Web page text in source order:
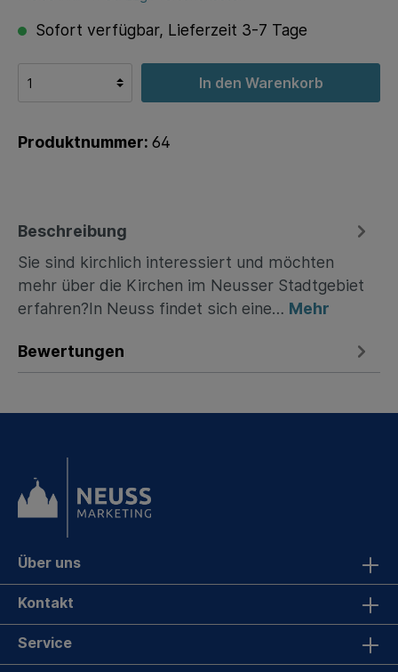
Sofort verfügbar, Lieferzeit 3-7 Tage
In den Warenkorb
Produktnummer: 64
Beschreibung
Sie sind kirchlich interessiert und möchten
mehr über die Kirchen im Neusser Stadtgebiet
erfahren?In Neuss findet sich eine… Mehr
Bewertungen
Über uns
Kontakt
Service